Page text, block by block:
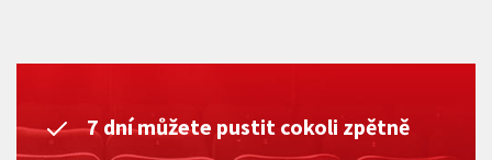
7 dní můžete pustit cokoli zpětně